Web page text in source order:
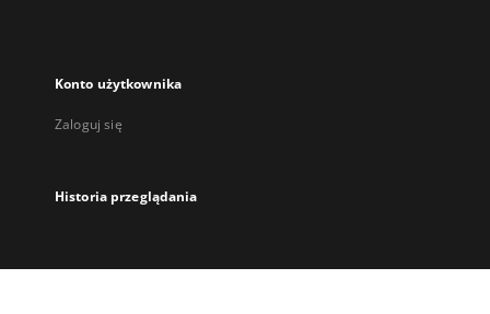
Konto użytkownika
Zaloguj się
Historia przeglądania